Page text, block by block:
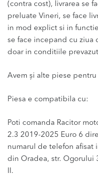
(contra cost), livrarea se
preluate Vineri, se face
in mod explict si in
se face incepand cu ziua
doar in conditiile
Avem și alte piese pentru
Piesa e compatibila cu:
Poti comanda Racitor
2.3 2019-2025 Euro 6
numarul de telefon afisat
din Oradea, str. Ogorului
II.